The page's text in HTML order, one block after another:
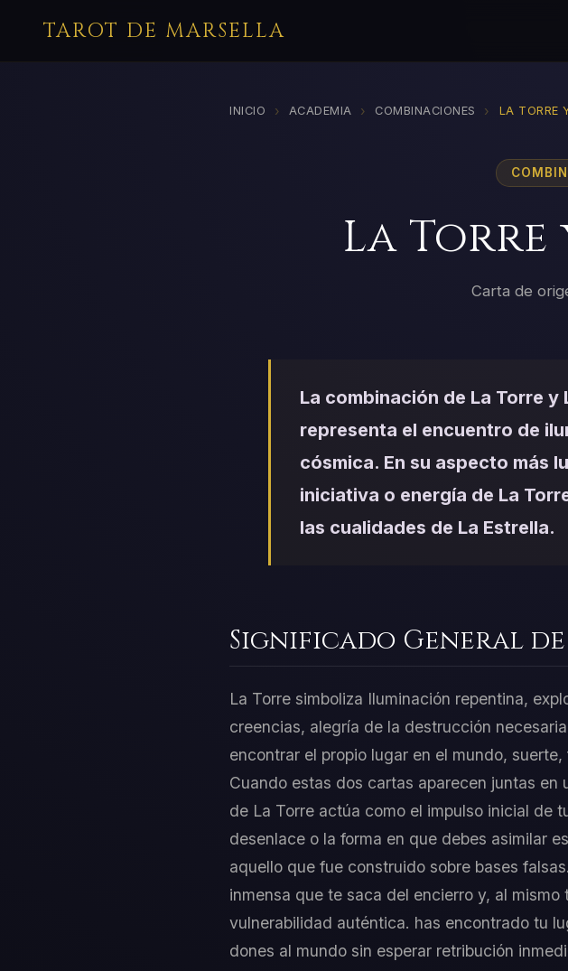
TAROT DE MARSELLA
INICIO › ACADEMIA › COMBINACIONES › LA TORRE
La
Carta de
La combinación de La Torre y
representa el encuentro de
cósmica. En su aspecto más
iniciativa o energía de La
las cualidades de La Estrella.
Significado General
La Torre simboliza Iluminación repentina,
creencias, alegría de la destrucción
encontrar el propio lugar en el mundo,
Cuando estas dos cartas aparecen juntas
de La Torre actúa como el impulso inicial de
desenlace o la forma en que debes asimilar
aquello que fue construido sobre bases
inmensa que te saca del encierro y, al
vulnerabilidad auténtica. has encontrado tu
dones al mundo sin esperar retribución